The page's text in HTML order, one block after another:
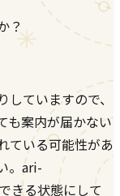
？
ていますので、
も案内が届かない
ている可能性があ
。ari-
きる状態にして